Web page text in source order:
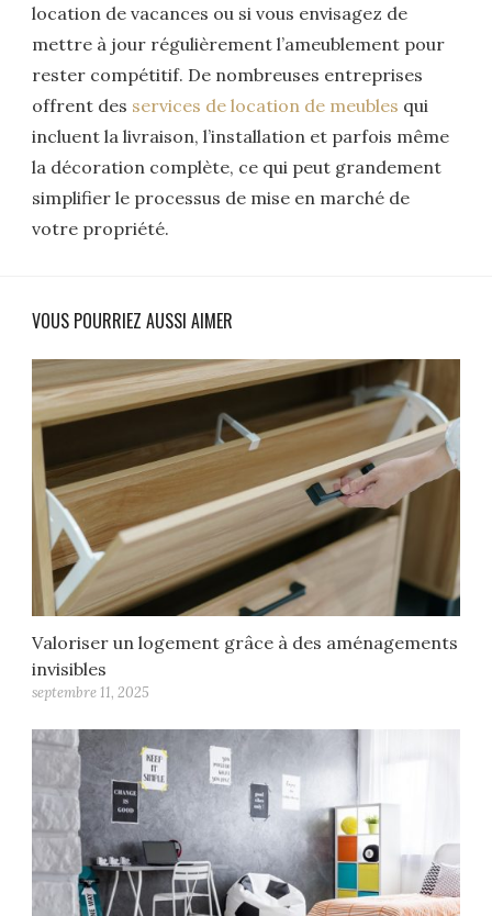
location de vacances ou si vous envisagez de
mettre à jour régulièrement l’ameublement pour
rester compétitif. De nombreuses entreprises
offrent des services de location de meubles qui
incluent la livraison, l’installation et parfois même
la décoration complète, ce qui peut grandement
simplifier le processus de mise en marché de
votre propriété.
VOUS POURRIEZ AUSSI AIMER
Valoriser un logement grâce à des aménagements
invisibles
septembre 11, 2025